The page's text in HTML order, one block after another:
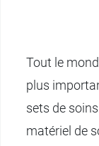
Tout le
plus
sets de
matériel de